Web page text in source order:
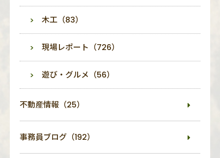
木工（83）
現場レポート（726）
遊び・グルメ（56）
不動産情報（25）
事務員ブログ（192）